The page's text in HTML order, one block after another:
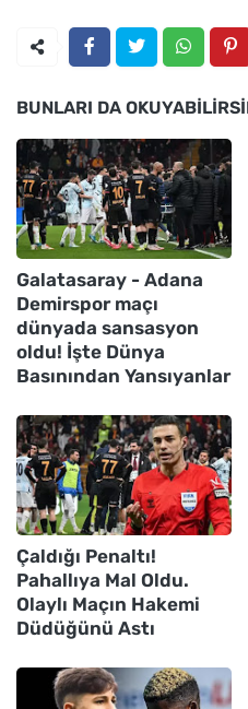
BUNLARI DA
Galatasaray - Adana
Demirspor maçı
dünyada sansasyon
oldu! İşte Dünya
Basınından Yansıyanlar
Çaldığı Penaltı!
Pahallıya Mal Oldu.
Olaylı Maçın Hakemi
Düdüğünü Astı